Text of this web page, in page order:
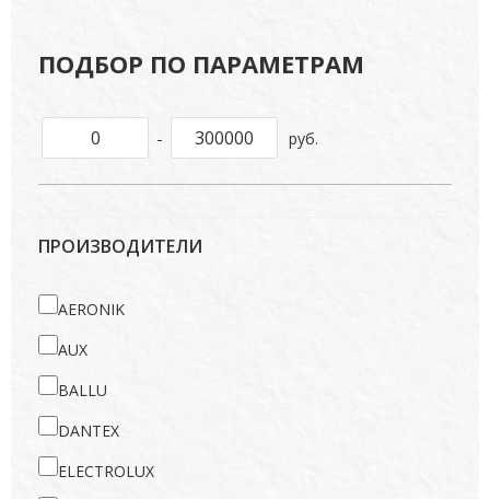
ПОДБОР ПО ПАРАМЕТРАМ
- руб.
ПРОИЗВОДИТЕЛИ
AERONIK
AUX
BALLU
DANTEX
ELECTROLUX